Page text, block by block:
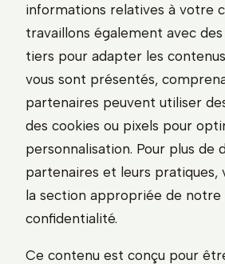
informations relatives à votre
travaillons également avec
tiers pour adapter les
vous sont présentés,
partenaires peuvent utiliser
des cookies ou pixels pour
personnalisation. Pour plus de
partenaires et leurs pratiques,
la section appropriée de notre
confidentialité.
Ce contenu est conçu pour